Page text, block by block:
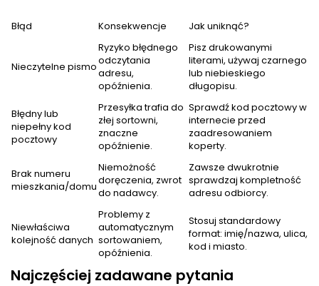
Błąd Konsekwencje Jak uniknąć?
Nieczytelne pismo
Ryzyko błędnego
odczytania
adresu,
opóźnienia.
Pisz drukowanymi
literami, używaj czarnego
lub niebieskiego
długopisu.
Błędny lub
niepełny kod
pocztowy
Przesyłka trafia do
złej sortowni,
znaczne
opóźnienie.
Sprawdź kod pocztowy w
internecie przed
zaadresowaniem
koperty.
Brak numeru
mieszkania/domu
Niemożność
doręczenia, zwrot
do nadawcy.
Zawsze dwukrotnie
sprawdzaj kompletność
adresu odbiorcy.
Niewłaściwa
kolejność danych
Problemy z
automatycznym
sortowaniem,
opóźnienia.
Stosuj standardowy
format: imię/nazwa, ulica,
kod i miasto.
Najczęściej zadawane pytania